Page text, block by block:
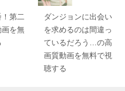
！第二
画を無
ダンジョンに出会い
を求めるのは間違っ
ているだろう…の高
画質動画を無料で視
聴する